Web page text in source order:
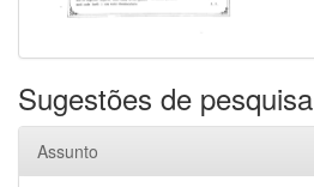
Sugestões de pesquisa
Assunto